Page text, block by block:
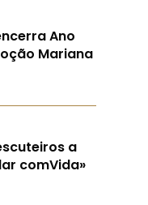
Ano
Mariana
a
comVida»